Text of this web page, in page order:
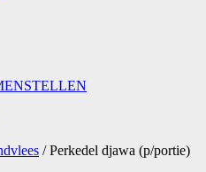
/ Perkedel djawa (p/portie)